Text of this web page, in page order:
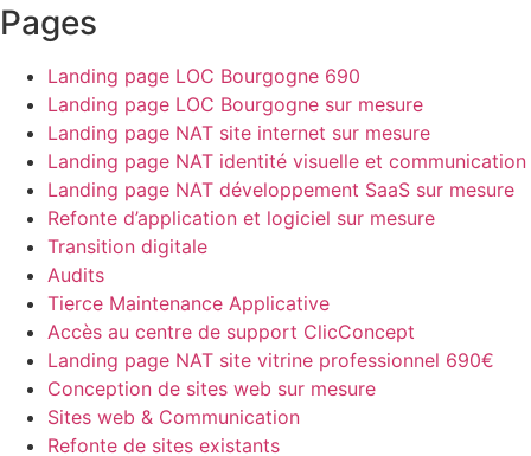
Pages
Landing page LOC Bourgogne 690
Landing page LOC Bourgogne sur mesure
Landing page NAT site internet sur mesure
Landing page NAT identité visuelle et communication
Landing page NAT développement SaaS sur mesure
Refonte d’application et logiciel sur mesure
Transition digitale
Audits
Tierce Maintenance Applicative
Accès au centre de support ClicConcept
Landing page NAT site vitrine professionnel 690€
Conception de sites web sur mesure
Sites web & Communication
Refonte de sites existants